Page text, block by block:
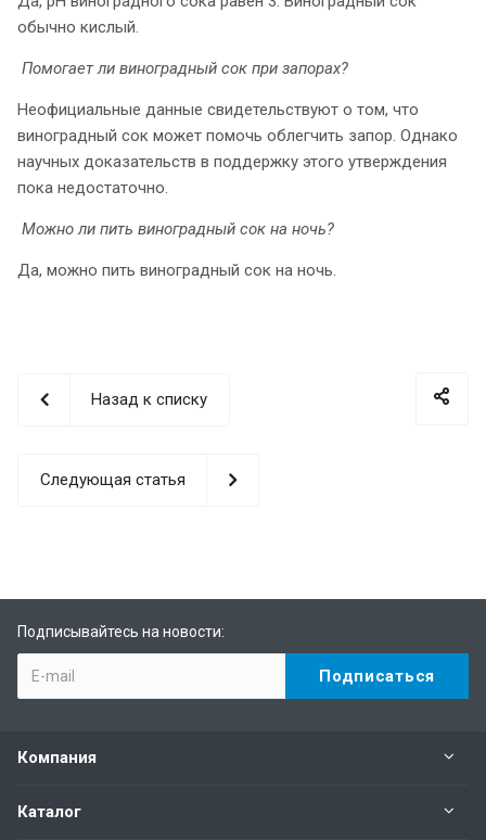
обычно кислый.
Помогает ли виноградный сок при запорах?
Неофициальные данные свидетельствуют о том, что
виноградный сок может помочь облегчить запор. Однако
научных доказательств в поддержку этого утверждения
пока недостаточно.
Можно ли пить виноградный сок на ночь?
Да, можно пить виноградный сок на ночь.
Назад к списку
Следующая статья
Подписывайтесь на новости:
Компания
Каталог